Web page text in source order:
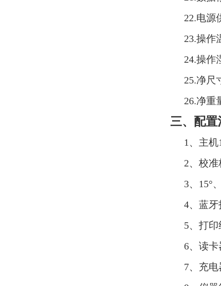
22.电源
23.操
24.操作
25.净尺
26.净重
三、配置
1、主机
2、校
3、15°
4、蓝
5、打印
6、读卡
7、充